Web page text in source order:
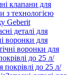
клапани для
з технологією
Geberit
деталі для
воронки для
воронки для
до 25 л/
покрівлі до 25 л/